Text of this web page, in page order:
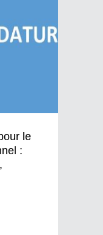
le
: